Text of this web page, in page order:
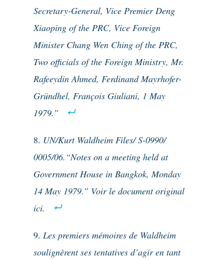
Secretary-General, Vice Premier Deng
Xiaoping of the PRC, Vice Foreign
Minister Chang Wen Ching of the PRC,
Two officials of the Foreign Ministry, Mr.
Rafeeydin Ahmed, Ferdinand Mayrhofer-
Gründhel, François Giuliani, 1 May
1979.”
UN/Kurt Waldheim Files/ S-0990/
0005/06.“Notes on a meeting held at
Government House in Bangkok, Monday
14 May 1979.” Voir le document original
ici.
Les premiers mémoires de Waldheim
soulignèrent ses tentatives d’agir en tant